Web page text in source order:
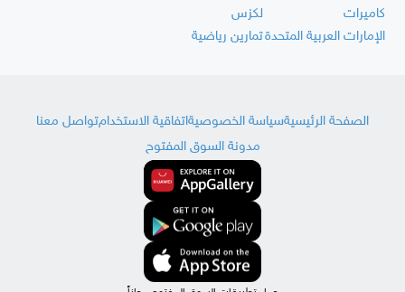
كاميرات
لكزس
الإمارات العربية المتحدةتمارين رياضية
الصفحة الرئيسيةسياسة الخصوصيةاتفاقية الاستخدامتواصل معنا
مدونة السوق المفتوح